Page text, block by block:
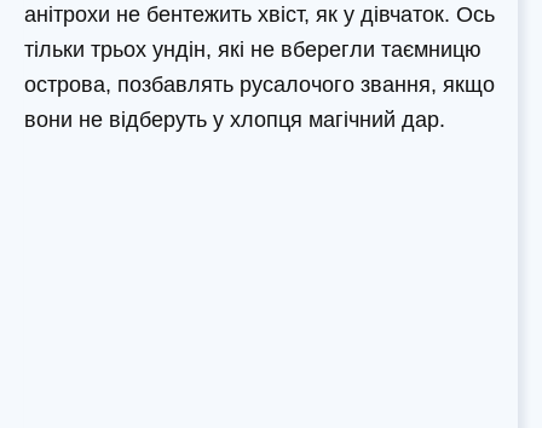
анітрохи не бентежить хвіст, як у дівчаток. Ось
тільки трьох ундін, які не вберегли таємницю
острова, позбавлять русалочого звання, якщо
вони не відберуть у хлопця магічний дар.